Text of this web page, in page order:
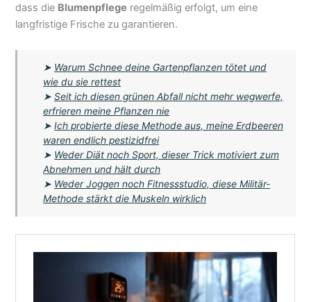
dass die Blumenpflege regelmäßig erfolgt, um eine
langfristige Frische zu garantieren.
➤ Warum Schnee deine Gartenpflanzen tötet und
wie du sie rettest
➤Seit ich diesen grünen Abfall nicht mehr wegwerfe,
erfrieren meine Pflanzen nie
➤Ich probierte diese Methode aus, meine Erdbeeren
waren endlich pestizidfrei
➤ Weder Diät noch Sport, dieser Trick motiviert zum
Abnehmen und hält durch
➤ Weder Joggen noch Fitnessstudio, diese Militär-
Methode stärkt die Muskeln wirklich